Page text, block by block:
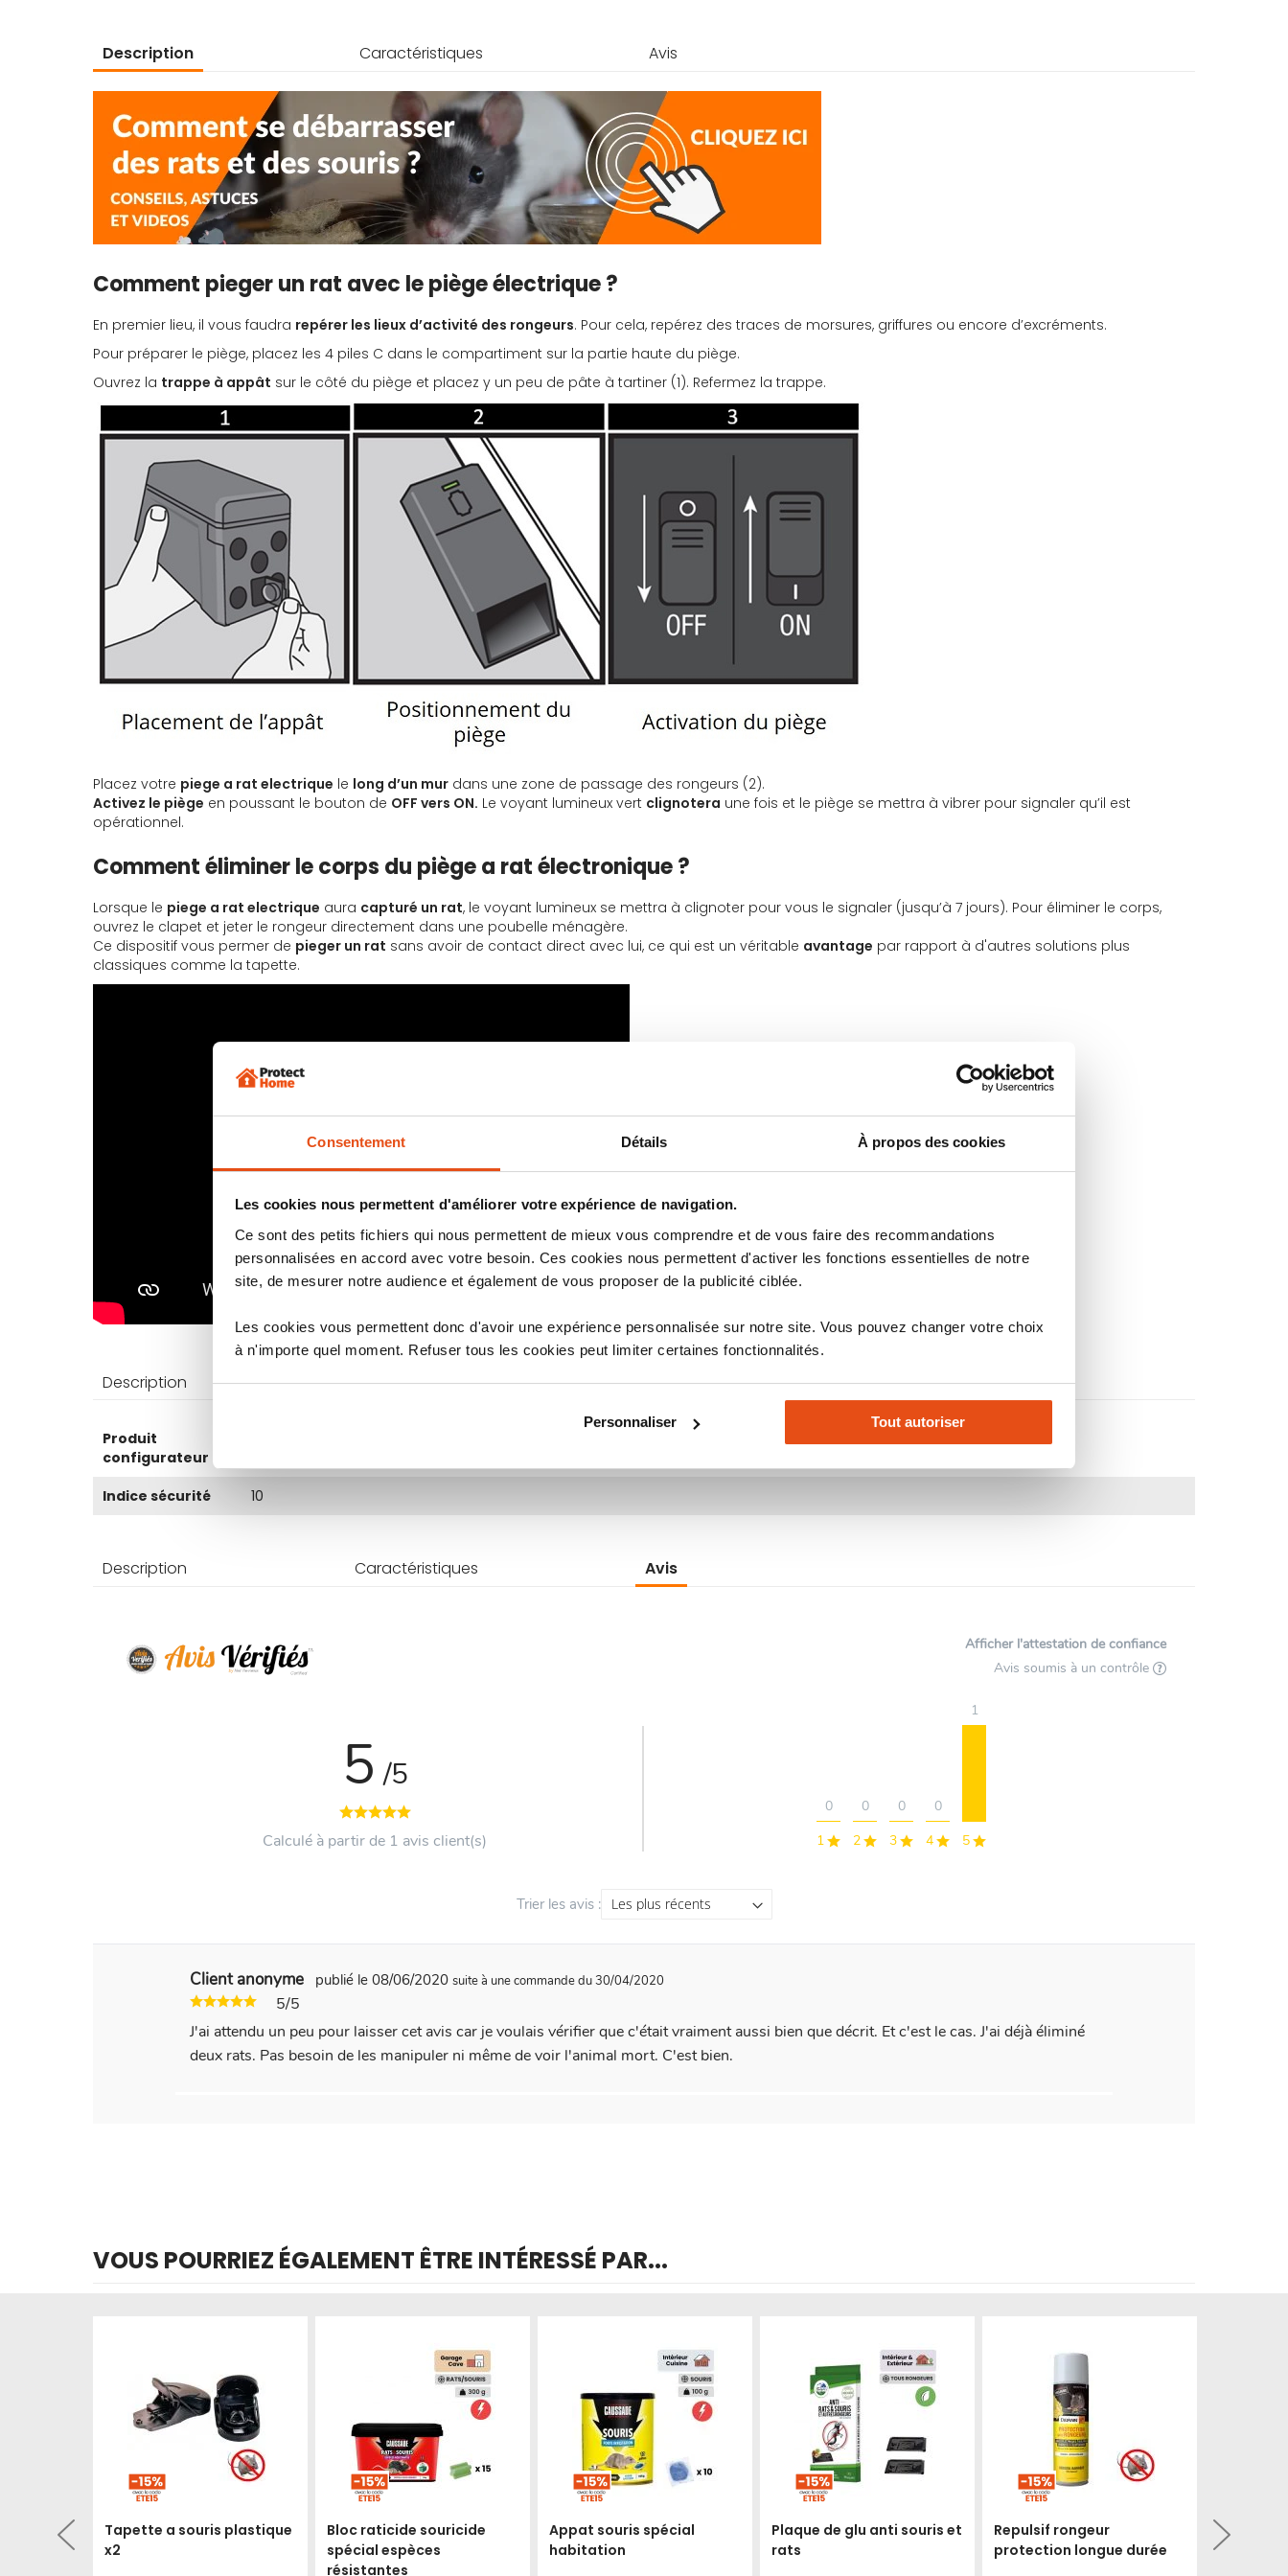
Consentement Détails À propos des cookies
Les cookies nous permettent d'améliorer votre expérience de navigation.
Ce sont des petits fichiers qui nous permettent de mieux vous comprendre et de vous faire des recommandations
personnalisées en accord avec votre besoin. Ces cookies nous permettent d'activer les fonctions essentielles de notre
site, de mesurer notre audience et également de vous proposer de la publicité ciblée.
Les cookies vous permettent donc d'avoir une expérience personnalisée sur notre site. Vous pouvez changer votre choix
à n'importe quel moment. Refuser tous les cookies peut limiter certaines fonctionnalités.
Personnaliser Tout autoriser
Description Caractéristiques Avis
Comment pieger un rat avec le piège électrique ?
En premier lieu, il vous faudra repérer les lieux d’activité des rongeurs. Pour cela, repérez des traces de morsures, griffures ou encore d’excréments.
Pour préparer le piège, placez les 4 piles C dans le compartiment sur la partie haute du piège.
Ouvrez la trappe à appât sur le côté du piège et placez y un peu de pâte à tartiner (1). Refermez la trappe.
Placez votre piege a rat electrique le long d’un mur dans une zone de passage des rongeurs (2).
Activez le piège en poussant le bouton de OFF vers ON. Le voyant lumineux vert clignotera une fois et le piège se mettra à vibrer pour signaler qu’il est
opérationnel.
Comment éliminer le corps du piège a rat électronique ?
Lorsque le piege a rat electrique aura capturé un rat, le voyant lumineux se mettra à clignoter pour vous le signaler (jusqu’à 7 jours). Pour éliminer le corps,
ouvrez le clapet et jeter le rongeur directement dans une poubelle ménagère.
Ce dispositif vous permer de pieger un rat sans avoir de contact direct avec lui, ce qui est un véritable avantage par rapport à d'autres solutions plus
classiques comme la tapette.
Description Caractéristiques Avis
d’information
Produit
configurateur
Indice sécurité 10
Description Caractéristiques Avis
Afficher l'attestation de confiance
Avis soumis à un contrôle
5 /5
Calculé à partir de 1 avis client(s) 1
0
2
0
3
0
4
0
5
1
Trier les avis :
Client anonyme publié le 08/06/2020suite à une commande du 30/04/2020
5/5
J'ai attendu un peu pour laisser cet avis car je voulais vérifier que c'était vraiment aussi bien que décrit. Et c'est le cas. J'ai déjà éliminé
deux rats. Pas besoin de les manipuler ni même de voir l'animal mort. C'est bien.
VOUS POURRIEZ ÉGALEMENT ÊTRE INTÉRESSÉ PAR...
Tapette a souris plastique
x2
Bloc raticide souricide
spécial espèces
résistantes
Appat souris spécial
habitation
Plaque de glu anti souris et
rats
Repulsif rongeur
protection longue durée
Kit
souris